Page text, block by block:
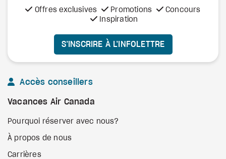
Offres exclusives Promotions
Concours
Inspiration
S’INSCRIRE À L’INFOLETTRE
Accès conseillers
Vacances Air Canada
Pourquoi réserver avec nous?
À propos de nous
Carrières